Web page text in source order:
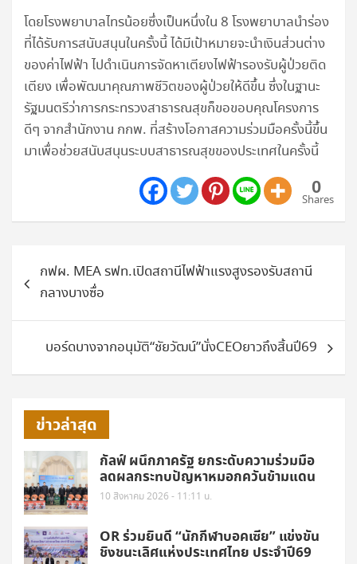
โดยโรงพยาบาลไทรน้อยซึ่งเป็นหนึ่งใน 8 โรงพยาบาลนำร่อง
ที่ได้รับการสนับสนุนในครั้งนี้ ได้มีเป้าหมายจะนำเงินส่วนต่าง
ของค่าไฟฟ้า ไปดำเนินการจัดหาเตียงไฟฟ้ารองรับผู้ป่วยติด
เตียง เพื่อพัฒนาคุณภาพชีวิตของผู้ป่วยให้ดีขึ้น ซึ่งในฐานะ
รัฐมนตรีว่าการกระทรวงสาธารณสุขก็ขอขอบคุณโครงการ
ดีๆ จากสำนักงาน กกพ. ที่สร้างโอกาสความร่วมมือครั้งนี้ขึ้น
มาเพื่อช่วยสนับสนุนระบบสาธารณสุขของประเทศในครั้งนี้
0
Shares
เรื่องกฟผ. MEA รฟท.เปิดสถานีไฟฟ้าแรงสูงรองรับสถานี
กลางบางซื่อ
บอร์ดบางจากอนุมัติ“ชัยวัฒน์”นั่งCEOยาวถึงสิ้นปี69
ข่าวล่าสุด
กัลฟ์ ผนึกภาครัฐ ยกระดับความร่วมมือ
ลดผลกระทบปัญหาหมอกควันข้ามแดน
10 สิงหาคม 2026 - 11:11 น.
OR ร่วมยินดี “นักกีฬาบอคเซีย” แข่งขัน
ชิงชนะเลิศแห่งประเทศไทย ประจำปี69